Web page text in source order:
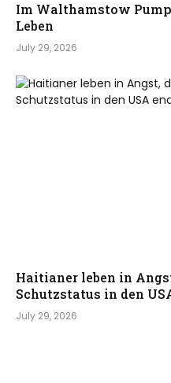
Im Walthamstow
Leben
July 29, 2026
Haitianer leben in
Schutzstatus in den
July 29, 2026